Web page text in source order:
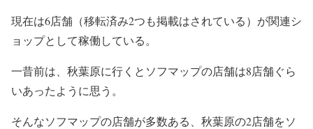
現在は6店舗（移転済み2つも掲載はされている）が関連シ
ョップとして稼働している。
一昔前は、秋葉原に行くとソフマップの店舗は8店舗ぐら
いあったように思う。
そんなソフマップの店舗が多数ある、秋葉原の2店舗をソ